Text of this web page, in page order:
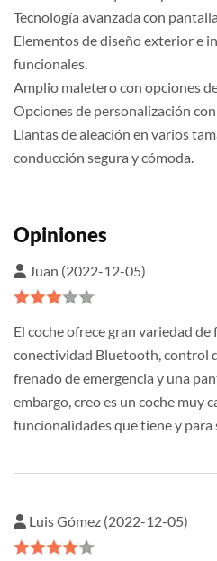
Tecnología avanzada con
Elementos de diseño exterior e
funcionales.
Amplio maletero con opciones
Opciones de personalización
Llantas de aleación en varios
conducción segura y cómoda.
Opiniones
Juan (2022-12-05)
El coche ofrece gran variedad de
conectividad Bluetooth, control
frenado de emergencia y una
embargo, creo es un coche muy
funcionalidades que tiene y para
Luis Gómez (2022-12-05)